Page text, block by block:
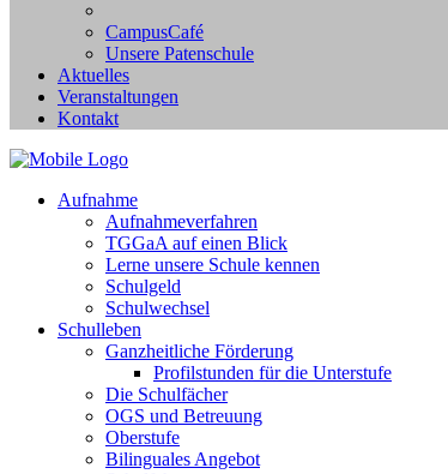
CampusCafé
Unsere Patenschule
Aktuelles
Veranstaltungen
Kontakt
Aufnahme
Aufnahmeverfahren
TGGaA auf einen Blick
Lerne unsere Schule kennen
Schulgeld
Schulwechsel
Schulleben
Ganzheitliche Förderung
Profilstunden für die Unterstufe
Die Schulfächer
OGS und Betreuung
Oberstufe
Bilinguales Angebot